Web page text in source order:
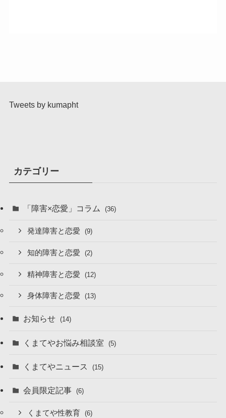
Tweets by kumapht
カテゴリー
「障害×恋愛」コラム (36)
発達障害と恋愛 (9)
知的障害と恋愛 (2)
精神障害と恋愛 (12)
身体障害と恋愛 (13)
お知らせ (14)
くまてやお悩み相談室 (5)
くまてやニュース (15)
会員限定記事 (6)
くまてや性教育 (6)